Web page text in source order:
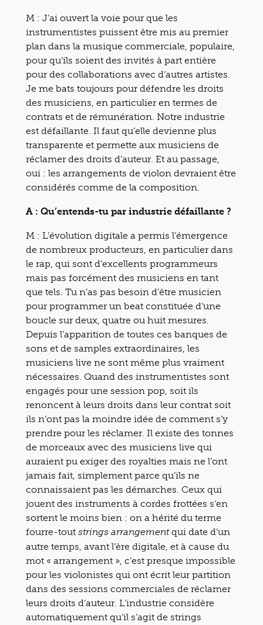
M : J’ai ouvert la voie pour que les
instrumentistes puissent être mis au premier
plan dans la musique commerciale, populaire,
pour qu’ils soient des invités à part entière
pour des collaborations avec d’autres artistes.
Je me bats toujours pour défendre les droits
des musiciens, en particulier en termes de
contrats et de rémunération. Notre industrie
est défaillante. Il faut qu’elle devienne plus
transparente et permette aux musiciens de
réclamer des droits d’auteur. Et au passage,
oui : les arrangements de violon devraient être
considérés comme de la composition.
A : Qu’entends-tu par industrie défaillante ?
M : L’évolution digitale a permis l’émergence
de nombreux producteurs, en particulier dans
le rap, qui sont d’excellents programmeurs
mais pas forcément des musiciens en tant
que tels. Tu n’as pas besoin d’être musicien
pour programmer un beat constituée d’une
boucle sur deux, quatre ou huit mesures.
Depuis l’apparition de toutes ces banques de
sons et de samples extraordinaires, les
musiciens live ne sont même plus vraiment
nécessaires. Quand des instrumentistes sont
engagés pour une session pop, soit ils
renoncent à leurs droits dans leur contrat soit
ils n’ont pas la moindre idée de comment s’y
prendre pour les réclamer. Il existe des tonnes
de morceaux avec des musiciens live qui
auraient pu exiger des royalties mais ne l’ont
jamais fait, simplement parce qu’ils ne
connaissaient pas les démarches. Ceux qui
jouent des instruments à cordes frottées s’en
sortent le moins bien : on a hérité du terme
fourre-tout strings arrangementqui date d’un
autre temps, avant l’ère digitale, et à cause du
mot « arrangement », c’est presque impossible
pour les violonistes qui ont écrit leur partition
dans des sessions commerciales de réclamer
leurs droits d’auteur. L’industrie considère
automatiquement qu’il s’agit de strings